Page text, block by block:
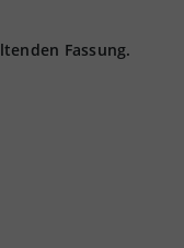
Fassung.